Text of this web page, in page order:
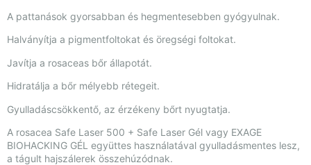
A pattanások gyorsabban és hegmentesebben gyógyulnak.
Halványítja a pigmentfoltokat és öregségi foltokat.
Javítja a rosaceas bőr állapotát.
Hidratálja a bőr mélyebb rétegeit.
Gyulladáscsökkentő, az érzékeny bőrt nyugtatja.
A rosacea Safe Laser 500 + Safe Laser Gél vagy EXAGE
BIOHACKING GÉL együttes használatával gyulladásmentes lesz,
a tágult hajszálerek összehúzódnak.